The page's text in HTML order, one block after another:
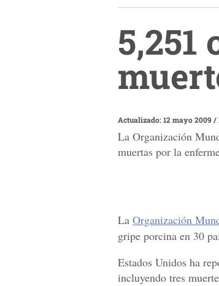
5,251
Actualizado: 12 mayo 2009/
La Organización
muertas por la
La Organización
gripe porcina en 30
Estados Unidos ha
incluyendo tres